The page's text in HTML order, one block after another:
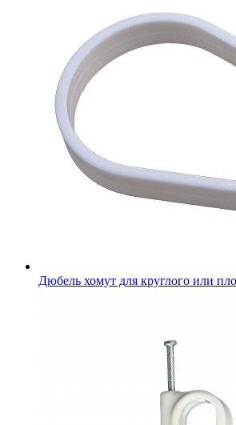
Дюбель хомут для круглого или